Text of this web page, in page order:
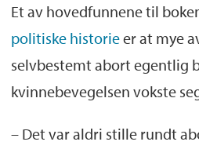
vedtatt i 1960, og
Fra 1964 kunne kvinner
innvilget abort i
i 1975, men nemda
Et av hovedfunnene til
politiske historieer at mye
selvbestemt abort egentlig
kvinnebevegelsen vokste
– Det var aldri stille rundt